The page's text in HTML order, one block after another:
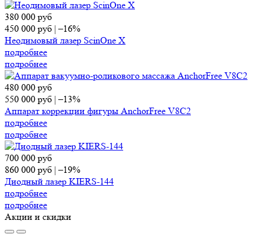
380 000 руб
450 000 руб |–16%
Неодимовый лазер ScinOne X
подробнее
подробнее
480 000 руб
550 000 руб |–13%
Аппарат коррекции фигуры AnchorFree V8C2
подробнее
подробнее
700 000 руб
860 000 руб |–19%
Диодный лазер KIERS-144
подробнее
подробнее
Акции и скидки